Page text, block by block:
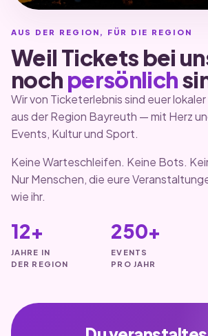
AUS DER REGION, FÜR DIE REGION
Weil Tickets bei
noch persönlich
Wir von Ticketerlebnis sind euer
aus der Region Bayreuth — mit Herz
Events, Kultur und Sport.
Keine Warteschleifen. Keine Bots.
Nur Menschen, die eure
wie ihr.
12+
JAHRE IN
DER REGION
250+
EVENTS
PRO JAHR